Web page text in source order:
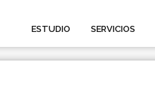
ESTUDIO SERVICIOS